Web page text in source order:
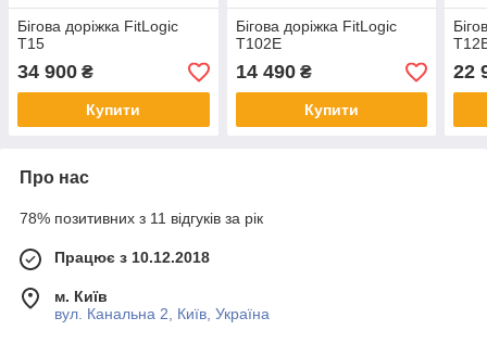
Бігова доріжка FitLogic
T15
34 900 ₴
Купити
Бігова доріжка FitLogic
T102E
14 490₴
Купити
22
Про нас
78% позитивних з 11 відгуків за рік
Працює з 10.12.2018
м. Київ
вул. Канальна 2, Київ, Україна